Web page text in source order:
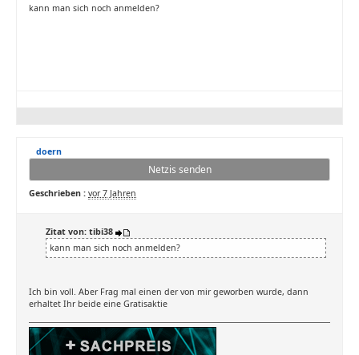
kann man sich noch anmelden?
doern
Netzis senden
Geschrieben : vor 7 Jahren
Zitat von: tibi38
kann man sich noch anmelden?
Ich bin voll. Aber Frag mal einen der von mir geworben wurde, dann
erhaltet Ihr beide eine Gratisaktie